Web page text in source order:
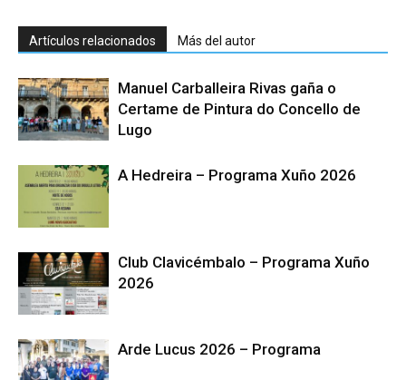
Artículos relacionados Más del autor
Manuel Carballeira Rivas gaña o
Certame de Pintura do Concello de
Lugo
A Hedreira – Programa Xuño 2026
Club Clavicémbalo – Programa Xuño
2026
Arde Lucus 2026 – Programa